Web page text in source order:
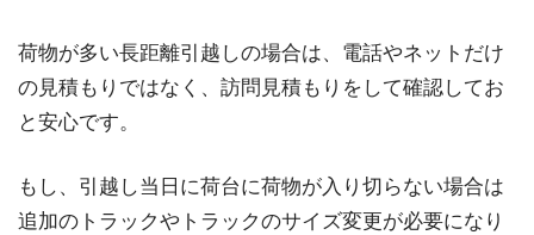
荷物が多い長距離引越しの場合は、電話やネットだけ
の見積もりではなく、訪問見積もりをして確認してお
と安心です。
もし、引越し当日に荷台に荷物が入り切らない場合は
追加のトラックやトラックのサイズ変更が必要になり